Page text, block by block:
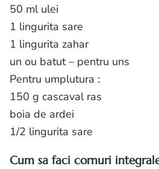
50 ml ulei
1 lingurita sare
1 lingurita zahar
un ou batut – pentru uns
Pentru umplutura :
150 g cascaval ras
boia de ardei
1/2 lingurita sare
Cum sa faci cornuri